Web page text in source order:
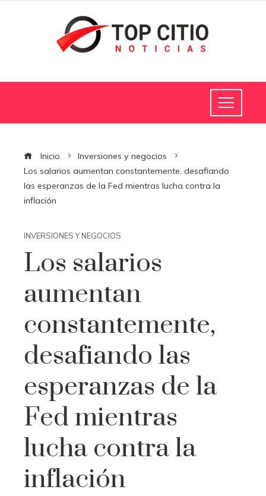
Inicio
Inversiones y negocios
Los salarios aumentan constantemente, desafiando
las esperanzas de la Fed mientras lucha contra la
inflación
INVERSIONES Y NEGOCIOS
Los salarios
aumentan
constantemente,
desafiando las
esperanzas de la
Fed mientras
lucha contra la
inflación